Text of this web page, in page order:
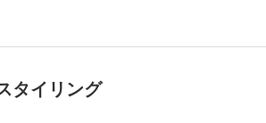
タイリング